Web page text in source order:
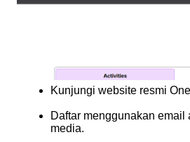
Kunjungi website resmi
Daftar menggunakan email
media.